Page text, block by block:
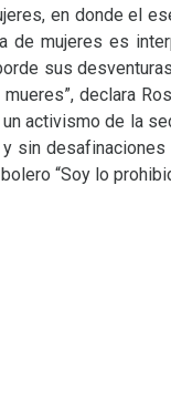
en donde el
de mujeres es
sus
declara
activismo de la
sin
“Soy lo